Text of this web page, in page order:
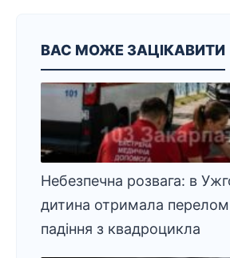
ВАС МОЖЕ ЗАЦІКАВИТИ
Небезпечна розвага: в
дитина отримала перелом
падіння з квадроцикла